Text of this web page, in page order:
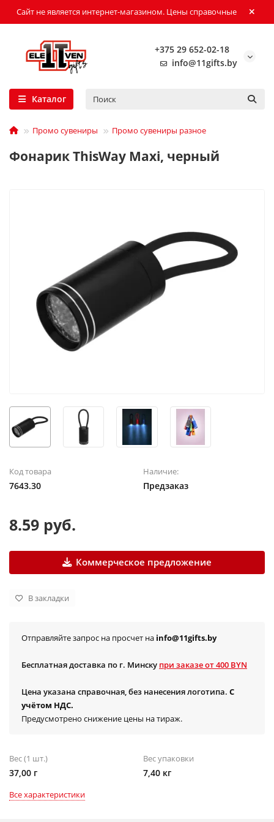
Сайт не является интернет-магазином. Цены справочные
+375 29 652-02-18
info@11gifts.by
Каталог
Промо сувениры Промо сувениры разное
Фонарик ThisWay Maxi, черный
Код товара
7643.30
Наличие:
Предзаказ
8.59 руб.
Коммерческое предложение
В закладки
Отправляйте запрос на просчет на info@11gifts.by
Бесплатная доставка по г. Минску при заказе от 400 BYN
Цена указана справочная, без нанесения логотипа. С
учётом НДС.
Предусмотрено снижение цены на тираж.
Вес (1 шт.)
37,00 г
Вес упаковки
7,40 кг
Все характеристики